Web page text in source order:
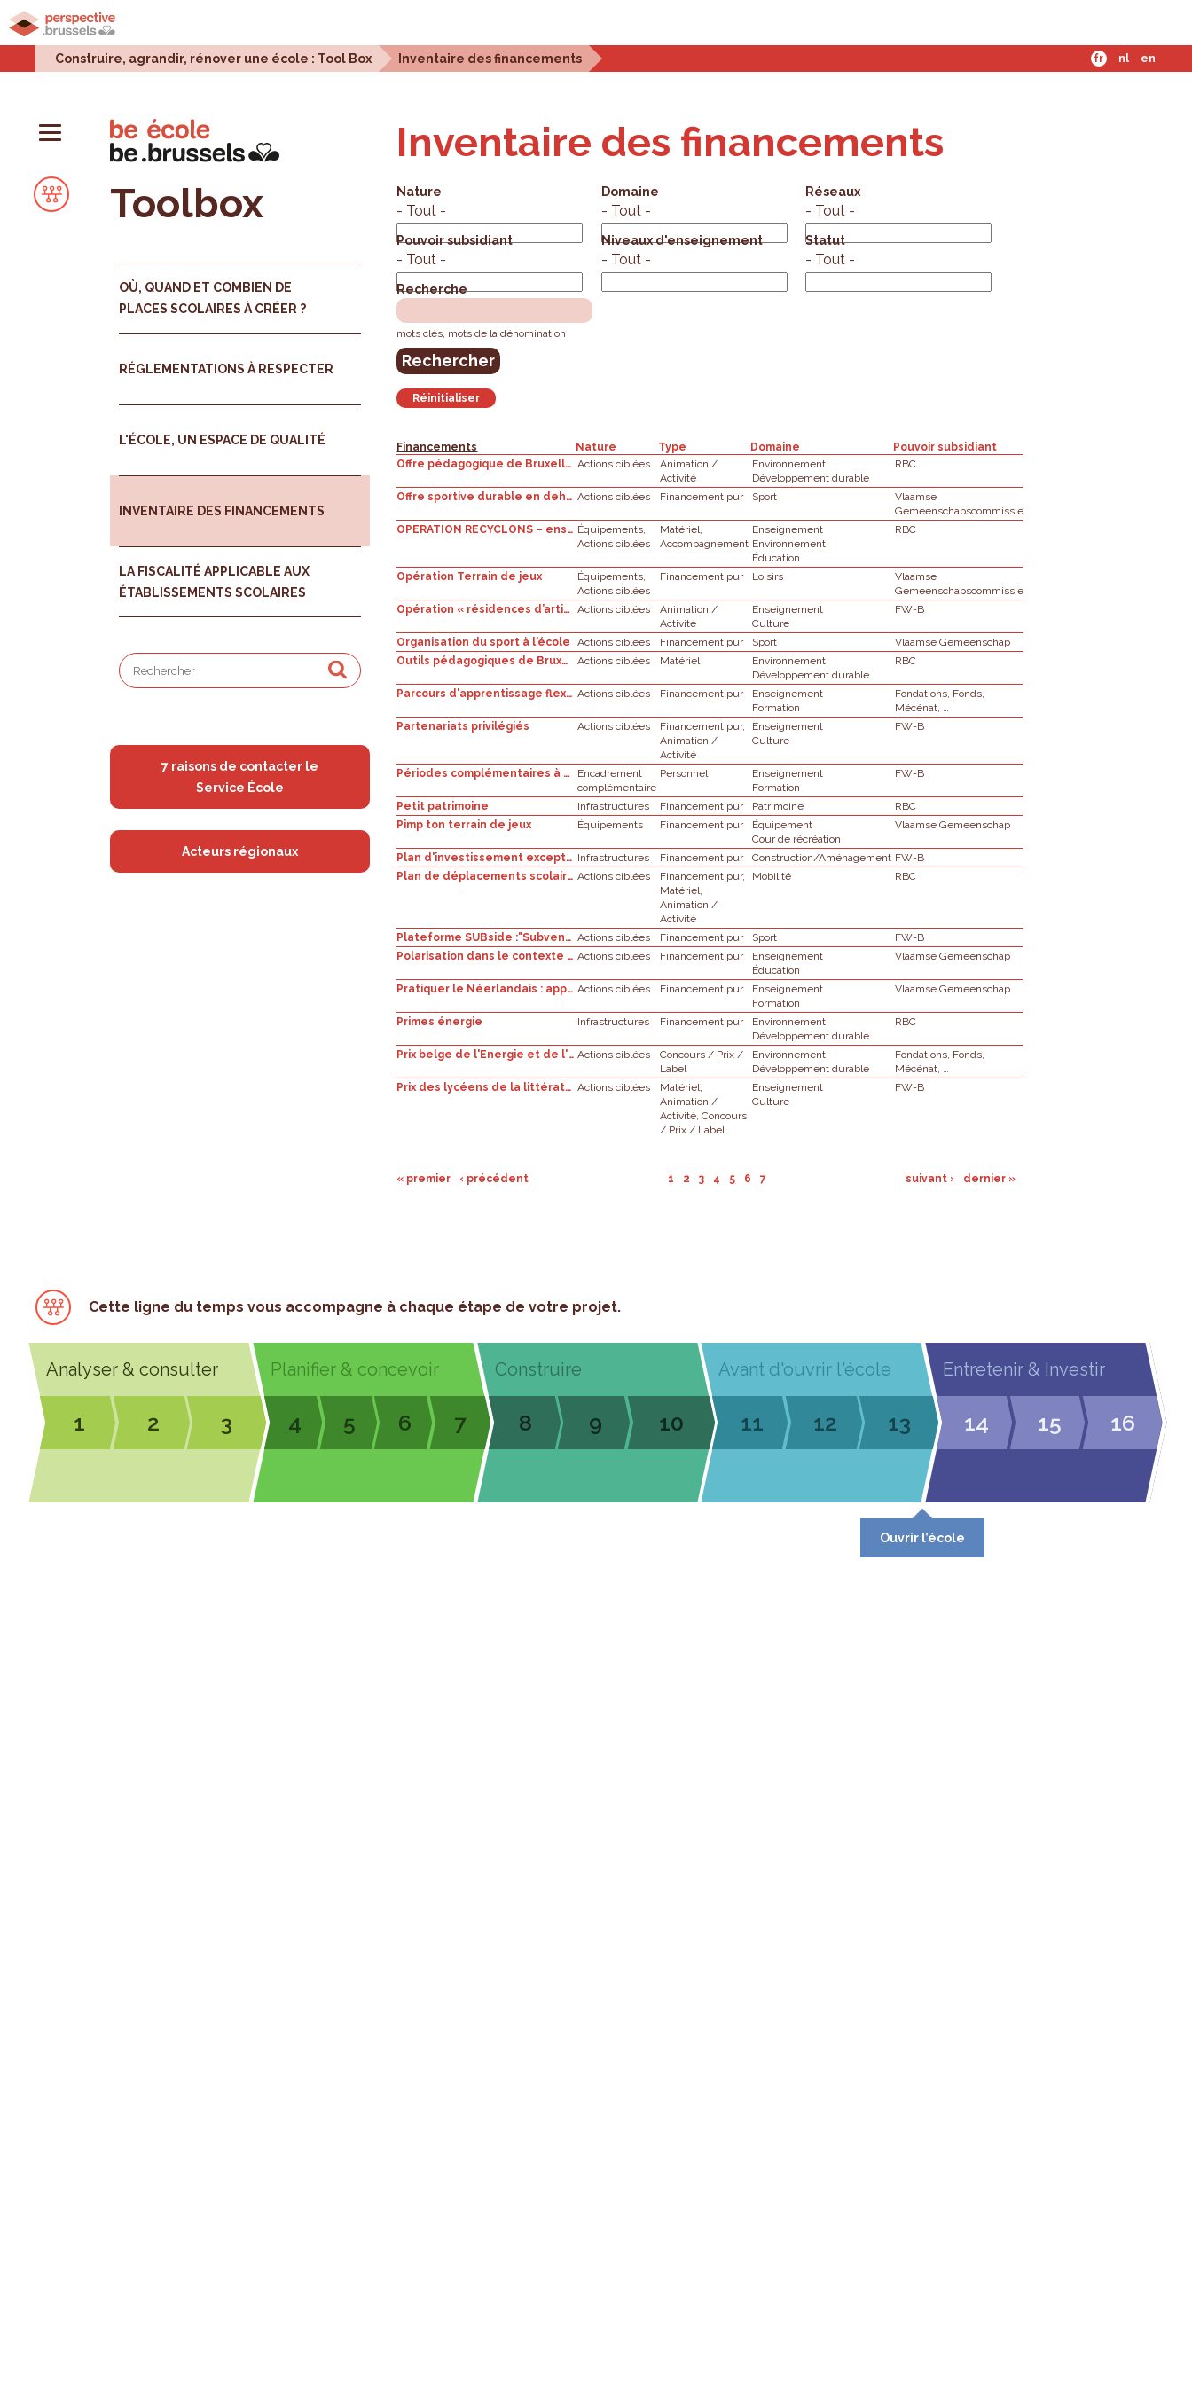
Accueil Projets urbains
Construire, agrandir, rénover une école : Tool Box Inventaire des financements fr nl en
Toolbox
OÙ, QUAND ET COMBIEN DE
PLACES SCOLAIRES À CRÉER ?
RÉGLEMENTATIONS À RESPECTER
L'ÉCOLE, UN ESPACE DE QUALITÉ
INVENTAIRE DES FINANCEMENTS
LA FISCALITÉ APPLICABLE AUX
ÉTABLISSEMENTS SCOLAIRES
7 raisons de contacter le
Service École
Acteurs régionaux
Inventaire des financements
Nature
- Tout -
Domaine
- Tout -
Réseaux
- Tout -
Pouvoir subsidiant
- Tout -
Niveaux d'enseignement
- Tout -
Statut
- Tout -
Recherche
mots clés, mots de la dénomination
Financements Nature Type Domaine
Pouvoir subsidiant
Offre pédagogique de Bruxelles Environnement : Projet interclasse Actions ciblées
Animation /
Activité
Environnement
Développement durable
RBC
Offre sportive durable en dehors de toute association sportive Actions ciblées Financement pur Sport
Vlaamse
Gemeenschapscommissie
OPERATION RECYCLONS – ensemble pour moins de déchets à l’école Équipements,
Actions ciblées
Matériel,
Accompagnement
Enseignement
Environnement
Éducation
RBC
Opération Terrain de jeux
Équipements,
Actions ciblées
Financement pur Loisirs
Vlaamse
Gemeenschapscommissie
Opération « résidences d’artistes en milieu scolaire »
Actions ciblées
Animation /
Activité
Enseignement
Culture
FW-B
Organisation du sport à l'école Actions ciblées Financement pur Sport
Vlaamse Gemeenschap
Outils pédagogiques de Bruxelles Environnement
Actions ciblées Matériel
Environnement
Développement durable
RBC
Parcours d'apprentissage flexibles : appel à projets Actions ciblées Financement pur
Enseignement
Formation
Fondations, Fonds,
Mécénat, …
Partenariats privilégiés
Actions ciblées
Financement pur,
Animation /
Activité
Enseignement
Culture
FW-B
Périodes complémentaires à attribuer pour l’année scolaire
Encadrement
complémentaire
Personnel
Enseignement
Formation
FW-B
Petit patrimoine Infrastructures Financement pur Patrimoine
RBC
Pimp ton terrain de jeux
Équipements Financement pur
Équipement
Cour de récréation
Vlaamse Gemeenschap
Plan d'investissement exceptionnel - Premier appel à projets Infrastructures Financement pur Construction/Aménagement FW-B
Plan de déplacements scolaires (PDS) Actions ciblées
Financement pur,
Matériel,
Animation /
Activité
Mobilité RBC
Plateforme SUBside :"Subventions ADEPS pour l'action sportive locale" Actions ciblées Financement pur Sport
FW-B
Polarisation dans le contexte scolaire Actions ciblées Financement pur
Enseignement
Éducation
Vlaamse Gemeenschap
Pratiquer le Néerlandais : appel à projet Actions ciblées Financement pur
Enseignement
Formation
Vlaamse Gemeenschap
Primes énergie Infrastructures Financement pur
Environnement
Développement durable
RBC
Prix belge de l'Energie et de l'Environnement Actions ciblées
Concours / Prix /
Label
Environnement
Développement durable
Fondations, Fonds,
Mécénat, …
Prix des lycéens de la littérature Actions ciblées
Matériel,
Animation /
Activité, Concours
/ Prix / Label
Enseignement
Culture
FW-B
« premier ‹ précédent 1 2 3 4 5 6 7 suivant › dernier »
Cette ligne du temps vous accompagne à chaque étape de votre projet.
Analyser & consulter
1 2 3
Planifier & concevoir
4 5 6 7
Construire
8 9 10
Avant d'ouvrir l'école
11 12 13
Ouvrir l’école
Entretenir & Investir
14 15 16